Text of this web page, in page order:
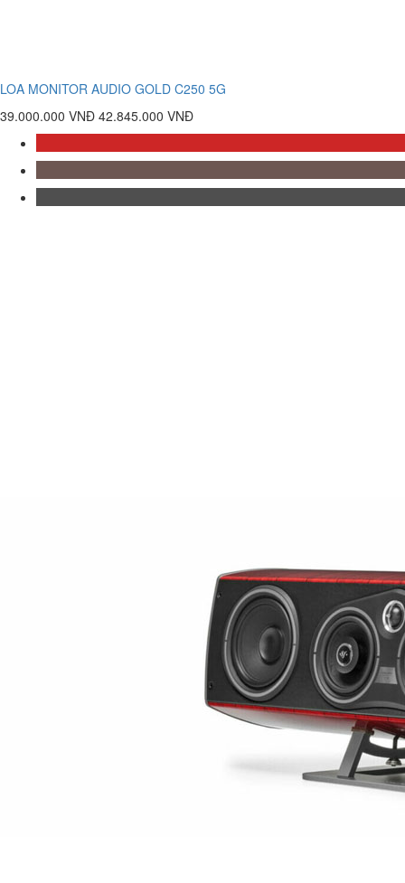
LOA MONITOR AUDIO GOLD C250 5G
39.000.000 VNĐ 42.845.000 VNĐ